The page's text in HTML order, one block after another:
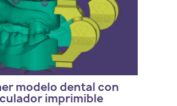
modelo dental con
imprimible
de exocad. DentalCAD